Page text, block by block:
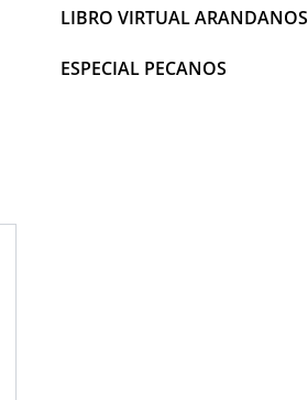
LIBRO VIRTUAL ARANDANOS
ESPECIAL PECANOS